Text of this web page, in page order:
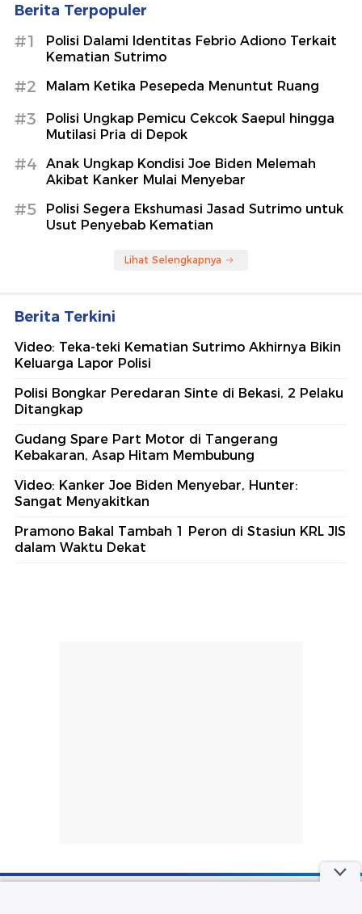
Berita Terpopuler
#1
Polisi Dalami Identitas Febrio Adiono Terkait
Kematian Sutrimo
#2 Malam Ketika Pesepeda Menuntut Ruang
#3
Polisi Ungkap Pemicu Cekcok Saepul hingga
Mutilasi Pria di Depok
#4
Anak Ungkap Kondisi Joe Biden Melemah
Akibat Kanker Mulai Menyebar
#5
Polisi Segera Ekshumasi Jasad Sutrimo untuk
Usut Penyebab Kematian
Lihat Selengkapnya
Berita Terkini
Video: Teka-teki Kematian Sutrimo Akhirnya Bikin
Keluarga Lapor Polisi
Polisi Bongkar Peredaran Sinte di Bekasi, 2 Pelaku
Ditangkap
Gudang Spare Part Motor di Tangerang
Kebakaran, Asap Hitam Membubung
Video: Kanker Joe Biden Menyebar, Hunter:
Sangat Menyakitkan
Pramono Bakal Tambah 1 Peron di Stasiun KRL JIS
dalam Waktu Dekat